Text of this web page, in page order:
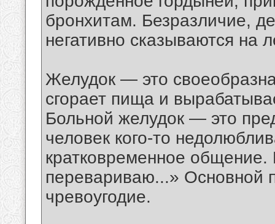
бронхитам. Безразличие,
негативно сказываются на
Желудок — это
сгорает пища и
Больной желудок — это
человек кого-то
кратковременное общение.
перевариваю...» Основной
чревоугодие.